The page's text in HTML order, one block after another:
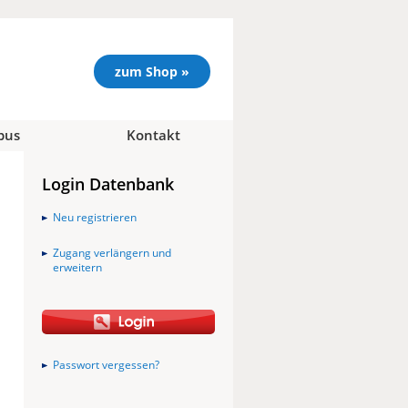
zum Shop »
Kontakt
Login Datenbank
Neu registrieren
Zugang verlängern und
erweitern
Passwort vergessen?